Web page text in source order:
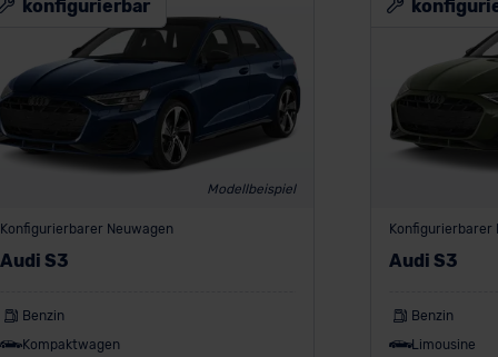
Modellbeispiel
konfigurierbar
Konfigurierbarer Neuwagen
Audi S3
Benzin
Kompaktwagen
Konfigurierbarer
Audi S3
Benzin
Limousine